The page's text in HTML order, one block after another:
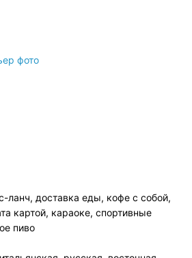
ланч, доставка еды, кофе с собой,
картой, караоке, спортивные
пиво